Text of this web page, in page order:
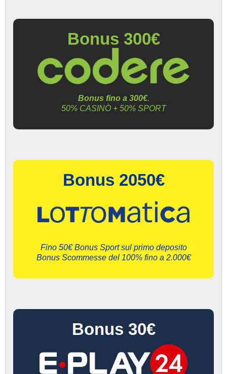
Bonus 300€
Bonus fino a 300€.
50% CASINÒ + 50% SPORT
Bonus 2050€
Fino 50€ Bonus Sport sul primo deposito
Bonus Scommesse del 100% fino a 2.000€
Bonus 30€